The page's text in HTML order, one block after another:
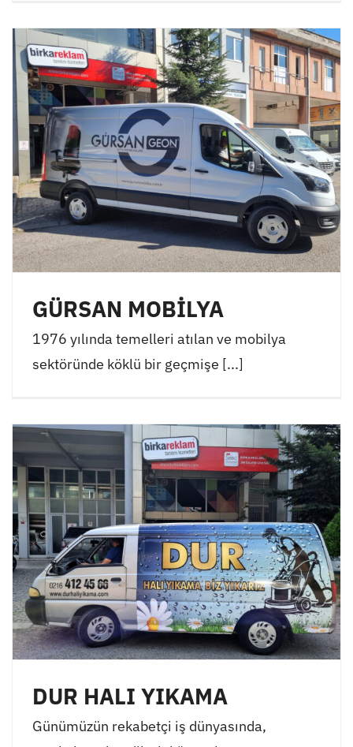
GÜRSAN MOBİLYA
1976 yılında temelleri atılan ve mobilya
sektöründe köklü bir geçmişe [...]
DUR HALI YIKAMA
Günümüzün rekabetçi iş dünyasında,